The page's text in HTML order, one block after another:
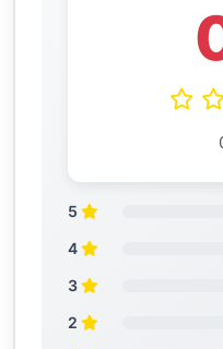
5
4
3
2